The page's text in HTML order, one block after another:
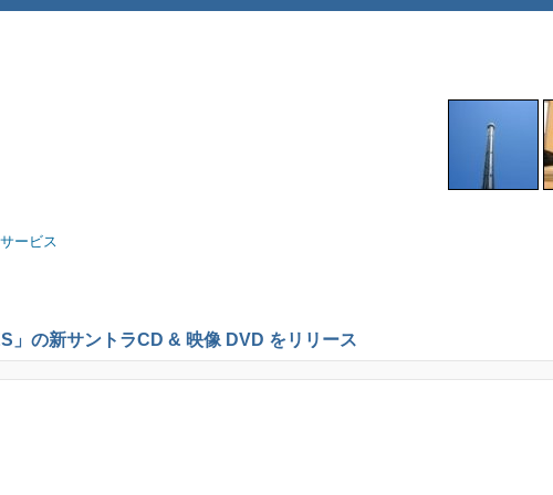
ービス
の新サントラCD & 映像 DVD をリリース